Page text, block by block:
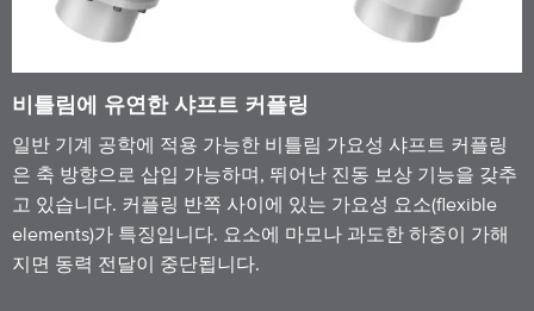
비틀림에 유연한 샤프트 커플링
일반 기계 공학에 적용 가능한 비틀림 가요성 샤프트 커플링
은 축 방향으로 삽입 가능하며, 뛰어난 진동 보상 기능을 갖추
고 있습니다. 커플링 반쪽 사이에 있는 가요성 요소(flexible
elements)가 특징입니다. 요소에 마모나 과도한 하중이 가해
지면 동력 전달이 중단됩니다.